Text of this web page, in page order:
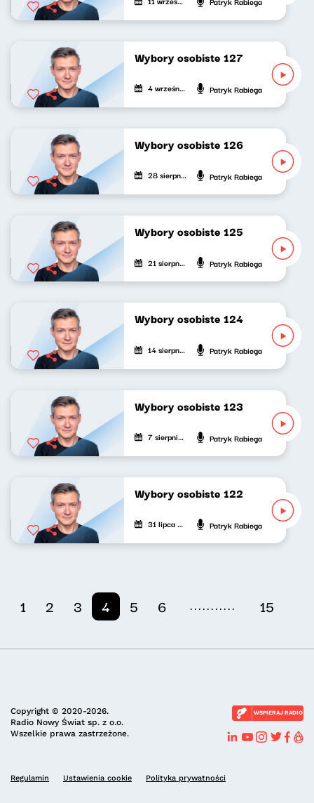
Wybory osobiste 127
4 września 2025 Patryk Rabiega
Wybory osobiste 126
28 sierpnia 2025 Patryk Rabiega
Wybory osobiste 125
21 sierpnia 2025 Patryk Rabiega
Wybory osobiste 124
14 sierpnia 2025 Patryk Rabiega
Wybory osobiste 123
7 sierpnia 2025 Patryk Rabiega
Wybory osobiste 122
31 lipca 2025 Patryk Rabiega
1 2 3 4 5 6 ........... 15
Copyright © 2020-2026.
Radio Nowy Świat sp. z o.o.
Wszelkie prawa zastrzeżone.
WSPIERAJ RADIO
Regulamin Ustawienia cookie Polityka prywatności